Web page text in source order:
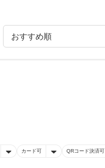
カード可 QRコード決済可